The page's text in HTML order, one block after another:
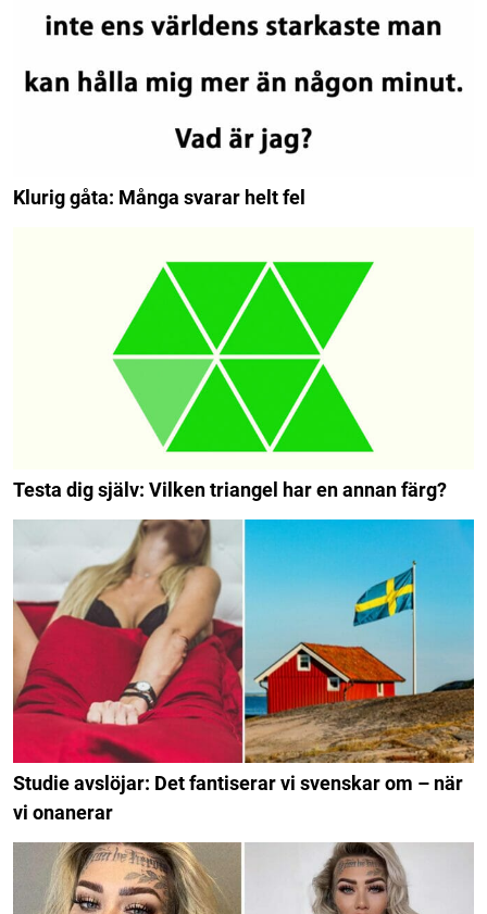
Klurig gåta: Många svarar helt fel
Testa dig själv: Vilken triangel har en annan färg?
Studie avslöjar: Det fantiserar vi svenskar om – när
vi onanerar